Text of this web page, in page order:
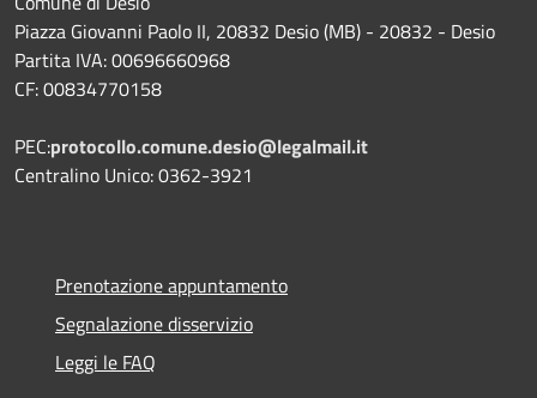
Piazza Giovanni Paolo II, 20832 Desio (MB) - 20832 - Desio
Partita IVA: 00696660968
CF: 00834770158
PEC:protocollo.comune.desio@legalmail.it
Centralino Unico: 0362-3921
Prenotazione appuntamento
Segnalazione disservizio
Leggi le FAQ